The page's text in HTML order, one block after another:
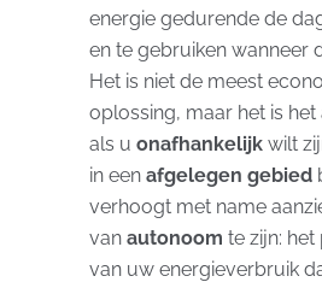
energie gedurende de
en te gebruiken wanneer
Het is niet de meest
oplossing, maar het is
als u onafhankelijk wilt
in een afgelegen gebied
verhoogt met name
van autonoom te zijn:
van uw energieverbruik